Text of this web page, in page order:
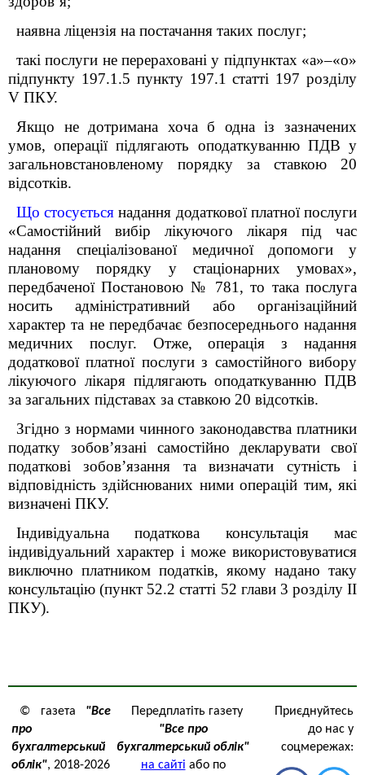
наявна ліцензія на постачання таких послуг;
такі послуги не перераховані у підпунктах «а»–«о»
підпункту 197.1.5 пункту 197.1 статті 197 розділу
V ПКУ.
Якщо не дотримана хоча б одна із зазначених
умов, операції підлягають оподаткуванню ПДВ у
загальновстановленому порядку за ставкою 20
відсотків.
Що стосуєтьсянадання додаткової платної послуги
«Самостійний вибір лікуючого лікаря під час
надання спеціалізованої медичної допомоги у
плановому порядку у стаціонарних умовах»,
передбаченої Постановою № 781 , то така послуга
носить адміністративний або організаційний
характер та не передбачає безпосереднього надання
медичних послуг. Отже, операція з надання
додаткової платної послуги з самостійного вибору
лікуючого лікаря підлягають оподаткуванню ПДВ
за загальних підставах за ставкою 20 відсотків.
Згідно з нормами чинного законодавства платники
податку зобов’язані самостійно декларувати свої
податкові зобов’язання та визначати сутність і
відповідність здійснюваних ними операцій тим, які
визначені ПКУ.
Індивідуальна податкова консультація має
індивідуальний характер і може використовуватися
виключно платником податків, якому надано таку
консультацію (пункт 52.2 статті 52 глави 3 розділу ІІ
ПКУ).
© газета "Все
про
бухгалтерський
облік", 2018-2026
Передплатіть газету
"Все про
бухгалтерський облік"
на сайті або по
Приєднуйтесь
до нас у
соцмережах: